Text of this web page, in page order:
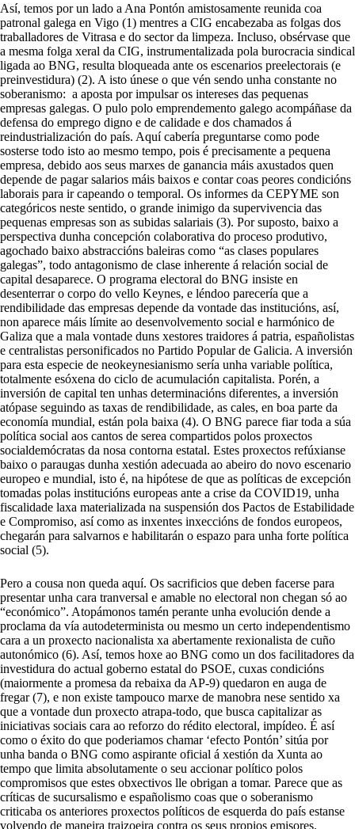
Así, temos por un lado a Ana Pontón amistosamente reunida coa
patronal galega en Vigo (1) mentres a CIG encabezaba as folgas dos
traballadores de Vitrasa e do sector da limpeza. Incluso, obsérvase que
a mesma folga xeral da CIG, instrumentalizada pola burocracia sindical
ligada ao BNG, resulta bloqueada ante os escenarios preelectorais (e
preinvestidura) (2). A isto únese o que vén sendo unha constante no
soberanismo: a aposta por impulsar os intereses das pequenas
empresas galegas. O pulo polo emprendemento galego acompáñase da
defensa do emprego digno e de calidade e dos chamados á
reindustrialización do país. Aquí cabería preguntarse como pode
sosterse todo isto ao mesmo tempo, pois é precisamente a pequena
empresa, debido aos seus marxes de ganancia máis axustados quen
depende de pagar salarios máis baixos e contar coas peores condicións
laborais para ir capeando o temporal. Os informes da CEPYME son
categóricos neste sentido, o grande inimigo da supervivencia das
pequenas empresas son as subidas salariais (3). Por suposto, baixo a
perspectiva dunha concepción colaborativa do proceso produtivo,
agochado baixo abstraccións baleiras como “as clases populares
galegas”, todo antagonismo de clase inherente á relación social de
capital desaparece. O programa electoral do BNG insiste en
desenterrar o corpo do vello Keynes, e léndoo parecería que a
rendibilidade das empresas depende da vontade das institucións, así,
non aparece máis límite ao desenvolvemento social e harmónico de
Galiza que a mala vontade duns xestores traidores á patria, españolistas
e centralistas personificados no Partido Popular de Galicia. A inversión
para esta especie de neokeynesianismo sería unha variable política,
totalmente esóxena do ciclo de acumulación capitalista. Porén, a
inversión de capital ten unhas determinacións diferentes, a inversión
atópase seguindo as taxas de rendibilidade, as cales, en boa parte da
economía mundial, están pola baixa (4). O BNG parece fiar toda a súa
política social aos cantos de serea compartidos polos proxectos
socialdemócratas da nosa contorna estatal. Estes proxectos refúxianse
baixo o paraugas dunha xestión adecuada ao abeiro do novo escenario
europeo e mundial, isto é, na hipótese de que as políticas de excepción
tomadas polas institucións europeas ante a crise da COVID19, unha
fiscalidade laxa materializada na suspensión dos Pactos de Estabilidade
e Compromiso, así como as inxentes inxeccións de fondos europeos,
chegarán para salvarnos e habilitarán o espazo para unha forte política
social (5).
Pero a cousa non queda aquí. Os sacrificios que deben facerse para
presentar unha cara tranversal e amable no electoral non chegan só ao
“económico”. Atopámonos tamén perante unha evolución dende a
proclama da vía autodeterminista ou mesmo un certo independentismo
cara a un proxecto nacionalista xa abertamente rexionalista de cuño
autonómico (6). Así, temos hoxe ao BNG como un dos facilitadores da
investidura do actual goberno estatal do PSOE, cuxas condicións
(maiormente a promesa da rebaixa da AP-9) quedaron en auga de
fregar (7), e non existe tampouco marxe de manobra nese sentido xa
que a vontade dun proxecto atrapa-todo, que busca capitalizar as
iniciativas sociais cara ao reforzo do rédito electoral, impídeo. É así
como o éxito do que poderiamos chamar ‘efecto Pontón’ sitúa por
unha banda o BNG como aspirante oficial á xestión da Xunta ao
tempo que limita absolutamente o seu accionar político polos
compromisos que estes obxectivos lle obrigan a tomar. Parece que as
críticas de sucursalismo e españolismo coas que o soberanismo
criticaba os anteriores proxectos políticos de esquerda do país estanse
volvendo de maneira traizoeira contra os seus propios emisores.